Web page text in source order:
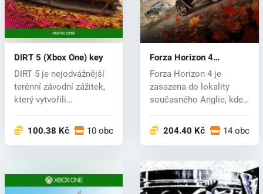
DIRT 5 (Xbox One) key
DIRT 5 je nejodvážnější
terénní závodní zážitek,
který vytvořili
100.38 Kč 10 obchodech
Forza Horizon 4
(PC/Xbox One) key
Forza Horizon 4 je
zasazena do lokality
současného Anglie, kde
204.40 Kč 14